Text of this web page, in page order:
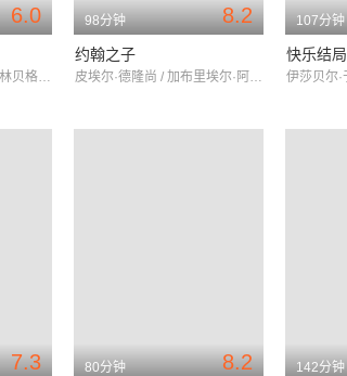
6.0
罗珊妮·杜兰 / 路易丝·格林贝格 / 艾斯特·加瑞尔
8.2
98分钟
约翰之子
皮埃尔·德隆尚 / 加布里埃尔·阿坎德 / 凯瑟琳·德·莱恩
107分钟
快乐结局
7.3 8.2
80分钟 142分钟